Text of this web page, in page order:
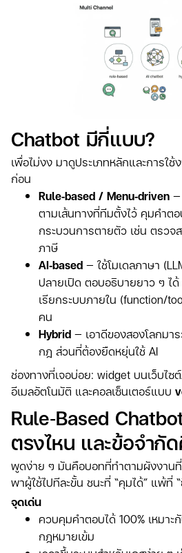
Chatbot มีกี่แบบ?
เพื่อไม่งง มาดูประเภทหลักและการใ
ก่อน
Rule‑based / Menu‑driven —
ตามเส้นทางที่ทีมตั้งไว้ คุมคำตอ
กระบวนการตายตัว เช่น ตรวจ
ภาษี
AI‑based — ใช้โมเดลภาษา
ปลายเปิด ตอบอธิบายยาว ๆ ไ
เรียกระบบภายใน (function/
คน
Hybrid — เอาดีของสองโลกมา
กฎ ส่วนที่ต้องยืดหยุ่นใช้ AI
ช่องทางที่เจอบ่อย: widget บนเว็บไซ
อีเมลอัตโนมัติ และคอลเซ็นเตอร์แบบ
Rule‑based
ตรงไหน และข้อจำกัด
พูดง่าย ๆ มันคือบอทที่ทำตามผังงานที่
พาผู้ใช้ไปทีละขั้น ชนะที่ “คุมได้” แพ้ที่
จุดเด่น
ควบคุมคำตอบได้ 100% เหมา
กฎหมายเข้ม